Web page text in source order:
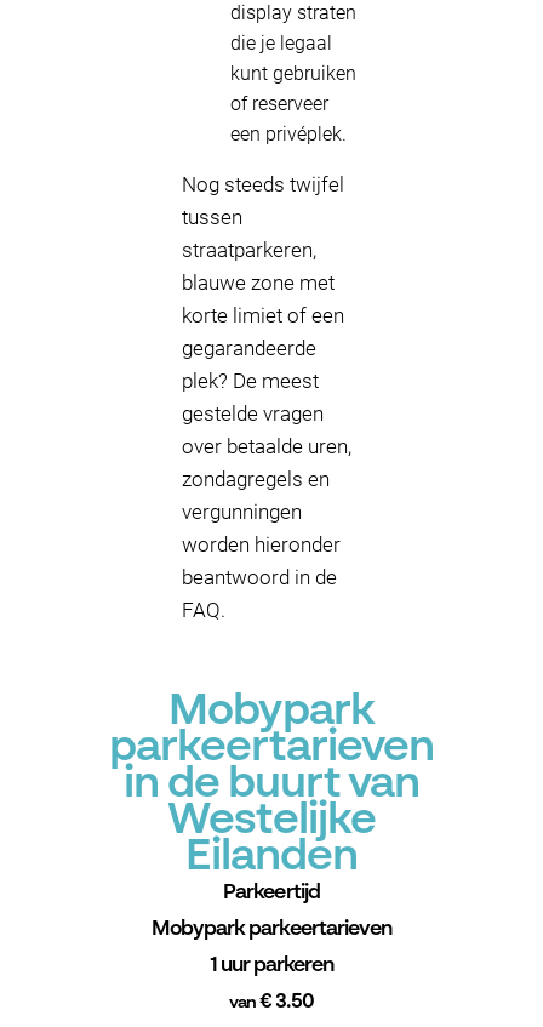
display straten
die je legaal
kunt gebruiken
of reserveer
een privéplek.
Nog steeds twijfel
tussen
straatparkeren,
blauwe zone met
korte limiet of een
gegarandeerde
plek? De meest
gestelde vragen
over betaalde uren,
zondagregels en
vergunningen
worden hieronder
beantwoord in de
FAQ.
Mobypark
parkeertarieven
in de buurt van
Westelijke
Eilanden
Parkeertijd
Mobypark parkeertarieven
1 uur parkeren
van€ 3.50